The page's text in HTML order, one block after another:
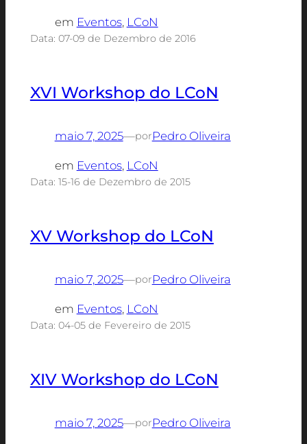
em Eventos, LCoN
Data: 07-09 de Dezembro de 2016
XVI Workshop do LCoN
maio 7, 2025—porPedro Oliveira
em Eventos, LCoN
Data: 15-16 de Dezembro de 2015
XV Workshop do LCoN
maio 7, 2025—porPedro Oliveira
em Eventos, LCoN
Data: 04-05 de Fevereiro de 2015
XIV Workshop do LCoN
maio 7, 2025—porPedro Oliveira